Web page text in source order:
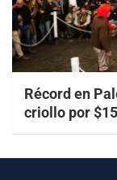
Récord en
criollo por